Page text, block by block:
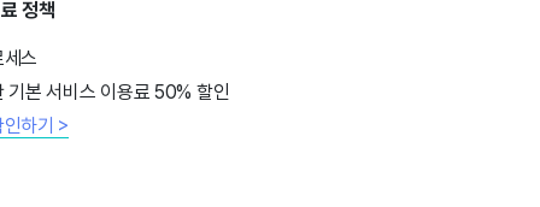
정책
스
기본 서비스 이용료 50% 할인
하기 >